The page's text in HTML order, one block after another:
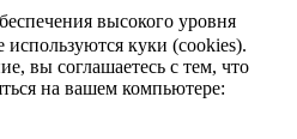
высокого уровня
куки (cookies).
вы соглашаетесь с тем, что
на вашем компьютере: